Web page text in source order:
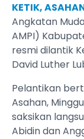
KETIK,
Angkatan
AMPI)
resmi dilantik
David Luther
Pelantikan
Asahan,
saksikan
Abidin dan